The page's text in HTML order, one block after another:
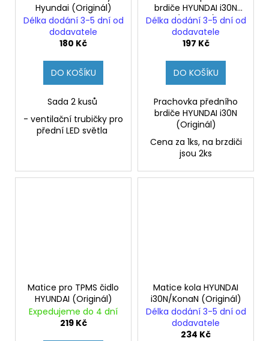
Hyundai (Originál)
Délka dodání 3-5 dní od
dodavatele
180 Kč
DO KOŠÍKU
Sada 2 kusů
- ventilační trubičky pro
přední LED světla
brdiče HYUNDAI i30N
(Originál)
Délka dodání 3-5 dní od
dodavatele
197 Kč
DO KOŠÍKU
Prachovka předního
brdiče HYUNDAI i30N
(Originál)
Cena za 1ks, na brzdiči
jsou 2ks
Matice pro TPMS čidlo
HYUNDAI (Originál)
Expedujeme do 4 dní
219 Kč
Matice kola HYUNDAI
i30N/KonaN (Originál)
Délka dodání 3-5 dní od
dodavatele
234 Kč